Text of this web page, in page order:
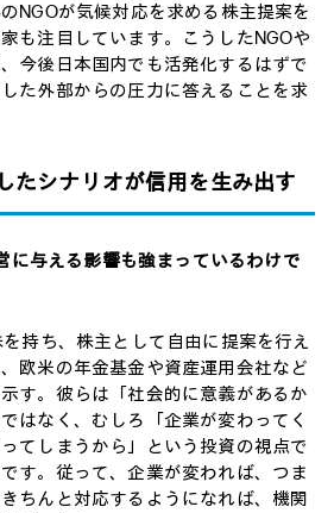
NGOが気候対応を求める株主提案を
も注目しています。こうしたNGOや
今後日本国内でも活発化するはずで
た外部からの圧力に答えることを求
たシナリオが信用を生み出す
に与える影響も強まっているわけで
持ち、株主として自由に提案を行え
欧米の年金基金や資産運用会社など
す。彼らは「社会的に意義があるか
はなく、むしろ「企業が変わってく
てしまうから」という投資の視点で
す。従って、企業が変われば、つま
ちんと対応するようになれば、機関